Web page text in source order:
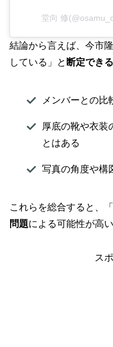
堂向 修
結論から言えば、今市
している」と 断定でき
メンバーとの比
厚底の靴や衣装
とはある
写真の角度や構
これらを総合すると、
問題による可能性が高
ス